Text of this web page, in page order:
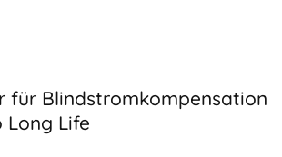
für Blindstromkompensation
Long Life